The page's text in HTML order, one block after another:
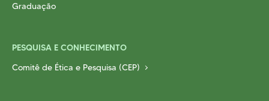
Graduação
PESQUISA E CONHECIMENTO
Comitê de Ética e Pesquisa (CEP)